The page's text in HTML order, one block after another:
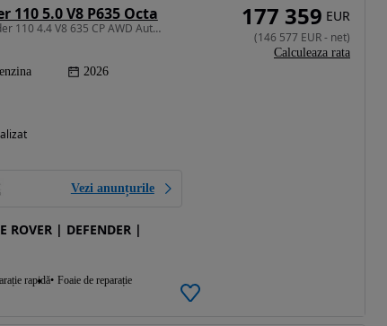
110 5.0 V8 P635 Octa
4395 cm3 • 635 CP • Defender 110 4.4 V8 635 CP AWD Auto MHEV OCTA
2026
Vezi anunțurile
ROVER | DEFENDER |
rapidă Foaie de reparație
177 359 EUR
(146 577 EUR- net)
Calculeaza rata